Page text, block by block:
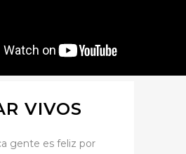
VIVOS
gente es feliz por